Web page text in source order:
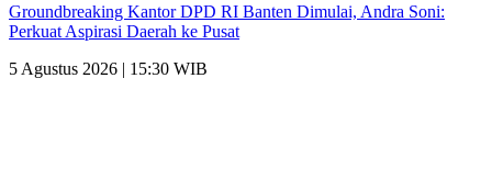
Groundbreaking Kantor DPD RI Banten Dimulai, Andra Soni:
Perkuat Aspirasi Daerah ke Pusat
5 Agustus 2026 | 15:30 WIB